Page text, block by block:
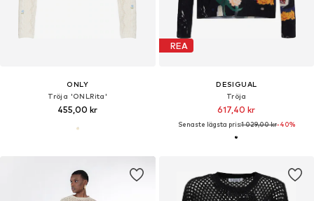
ONLY
Tröja 'ONLRita'
455,00 kr
REA
DESIGUAL
Tröja
617,40 kr
Senaste lägsta pris:1 029,00 kr-40%